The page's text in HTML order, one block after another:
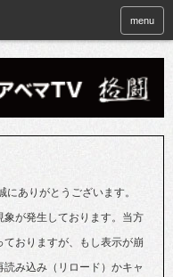
menu
ありがとうございます。
が発生しております。当方
おりますが、もし表示が崩
み込み（リロード）かキャ